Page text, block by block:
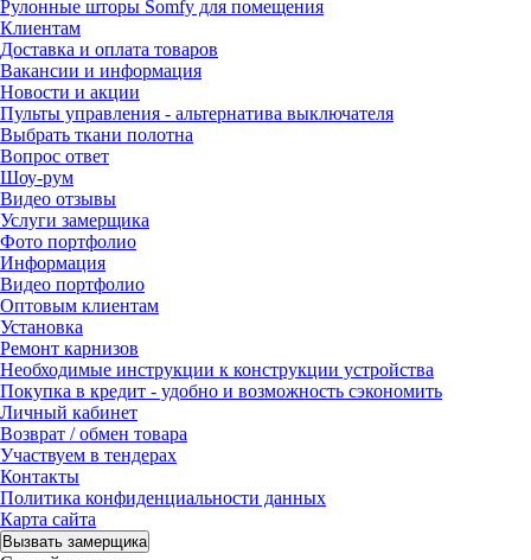
Рулонные шторы Somfy для помещения
Клиентам
Доставка и оплата товаров
Вакансии и информация
Новости и акции
Пульты управления - альтернатива выключателя
Выбрать ткани полотна
Вопрос ответ
Шоу-рум
Видео отзывы
Услуги замерщика
Фото портфолио
Информация
Видео портфолио
Оптовым клиентам
Установка
Ремонт карнизов
Необходимые инструкции к конструкции устройства
Покупка в кредит - удобно и возможность сэкономить
Личный кабинет
Возврат / обмен товара
Участвуем в тендерах
Контакты
Политика конфиденциальности данных
Карта сайта
Вызвать замерщика